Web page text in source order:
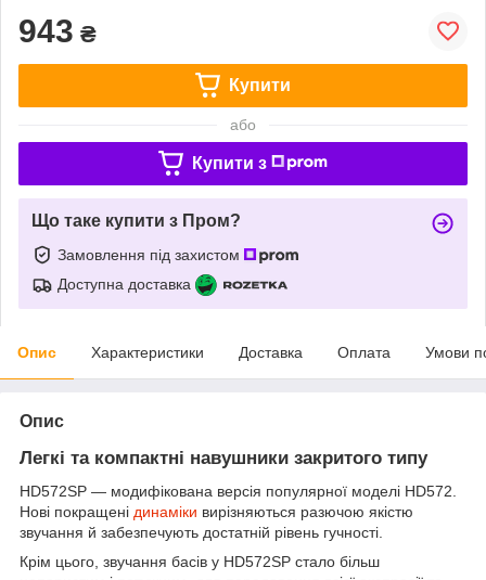
943 ₴
Купити
або
Купити з
Що таке купити з Пром?
Замовлення під захистом
Доступна доставка
Опис Характеристики Доставка Оплата Умови
Опис
Легкі та компактні навушники закритого типу
HD572SP — модифікована версія популярної моделі HD572.
Нові покращені динаміки вирізняються разючою якістю
звучання й забезпечують достатній рівень гучності.
Крім цього, звучання басів у HD572SP стало більш